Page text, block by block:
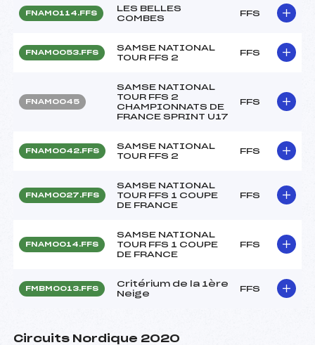
FNAM0114.FFS
LES BELLES
COMBES
FFS
FNAM0053.FFS
SAMSE NATIONAL
TOUR FFS 2
FFS
FNAM0045
SAMSE NATIONAL
TOUR FFS 2
CHAMPIONNATS DE
FRANCE SPRINT U17
FFS
FNAM0042.FFS
SAMSE NATIONAL
TOUR FFS 2
FFS
FNAM0027.FFS
SAMSE NATIONAL
TOUR FFS 1 COUPE
DE FRANCE
FFS
FNAM0014.FFS
SAMSE NATIONAL
TOUR FFS 1 COUPE
DE FRANCE
FFS
FMBM0013.FFS
Critérium de la 1ère
Neige
FFS
Circuits Nordique 2020